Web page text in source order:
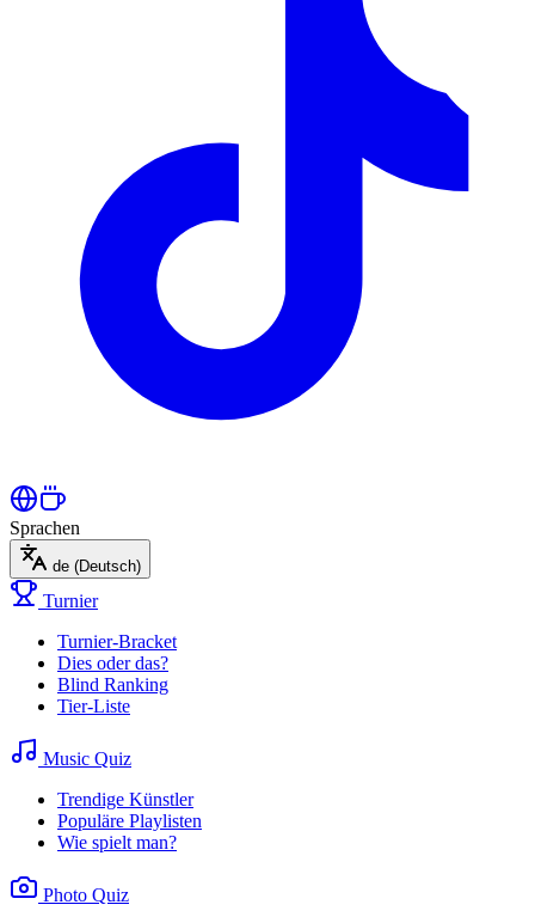
Sprachen
de (Deutsch)
Turnier
Turnier-Bracket
Dies oder das?
Blind Ranking
Tier-Liste
Music Quiz
Trendige Künstler
Populäre Playlisten
Wie spielt man?
Photo Quiz